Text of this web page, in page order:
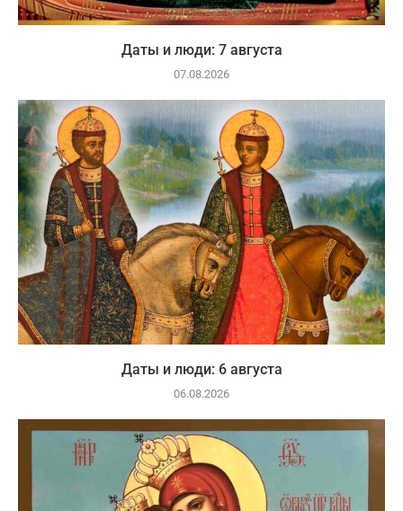
Даты и люди: 7 августа
07.08.2026
Даты и люди: 6 августа
06.08.2026